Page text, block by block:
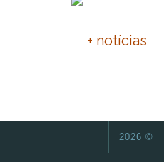
+ notícias
2026 ©